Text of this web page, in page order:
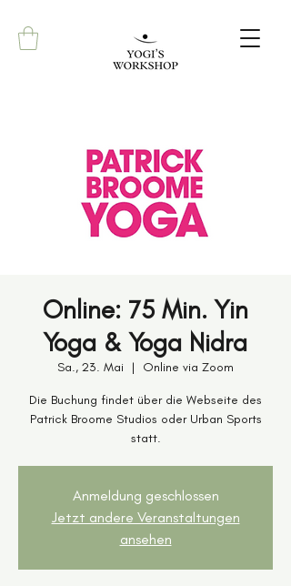
Online: 75 Min. Yin
Yoga & Yoga Nidra
Sa., 23. Mai
  |
Online via Zoom
Die Buchung findet über die Webseite des
Patrick Broome Studios oder Urban Sports
statt.
Anmeldung geschlossen
Jetzt andere Veranstaltungen
ansehen